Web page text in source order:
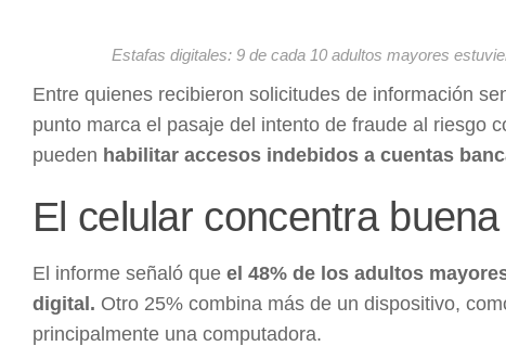
Estafas digitales: 9 de cada 10 adultos mayores
Entre quienes recibieron solicitudes de información
punto marca el pasaje del intento de fraude al riesgo
pueden habilitar accesos indebidos a cuentas
El celular concentra
El informe señaló que el 48% de los adultos
digital. Otro 25% combina más de un dispositivo,
principalmente una computadora.